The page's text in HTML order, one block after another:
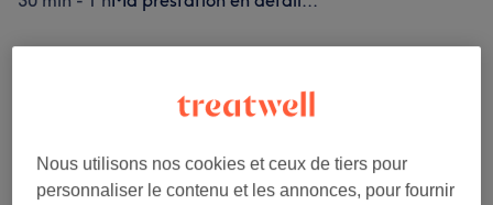
Recherchez dans notre liste de prestations
Massages (6) à partir de 40 €
Nous utilisons nos cookies et ceux de tiers pour
personnaliser le contenu et les annonces, pour fournir